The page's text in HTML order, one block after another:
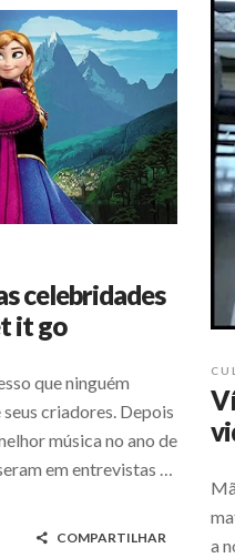
a
celebridades
it go
que ninguém
criadores. Depois
música no ano de
em entrevistas …
COMPARTILHAR